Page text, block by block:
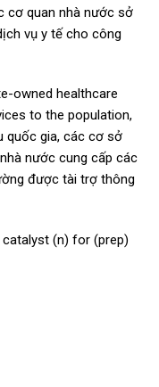
cơ quan nhà nước sở
vụ y tế cho công
owned healthcare
to the population,
quốc gia, các cơ sở
nước cung cấp các
được tài trợ thông
(n) for (prep)